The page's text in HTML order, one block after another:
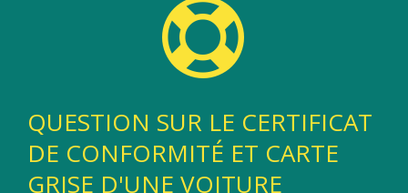
QUESTION SUR LE CERTIFICAT
DE CONFORMITÉ ET CARTE
GRISE D'UNE VOITURE